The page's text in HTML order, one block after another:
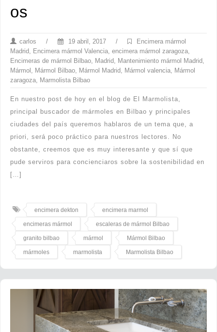
os
carlos / 19 abril, 2017 /
Encimera mármol
Madrid, Encimera mármol Valencia, encimera mármol zaragoza,
Encimeras de mármol Bilbao, Madrid, Mantenimiento mármol Madrid,
Mármol , Mármol Bilbao, Mármol Madrid, Mármol valencia, Mármol
zaragoza, Marmolista Bilbao
En nuestro post de hoy en el blog de El Marmolista,
principal buscador de mármoles en Bilbao y principales
ciudades del país queremos hablaros de un tema que, a
priori, será poco práctico para nuestros lectores. No
obstante, creemos que es muy interesante y que sí que
pude serviros para concienciaros sobre la sostenibilidad en
[…]
encimera dekton encimera marmol
encimeras mármol escaleras de mármol Bilbao
granito bilbao mármol Mármol Bilbao
mármoles marmolista Marmolista Bilbao